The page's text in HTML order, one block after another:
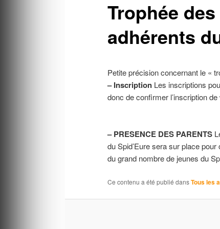
Trophée
adhérents
Petite précision concernant le «
– InscriptionLes inscriptions
donc de confirmer l’inscription
– PRESENCE DES PARENTS
du Spid’Eure sera sur place
du grand nombre de jeunes du
Ce contenu a été publié dansTous les